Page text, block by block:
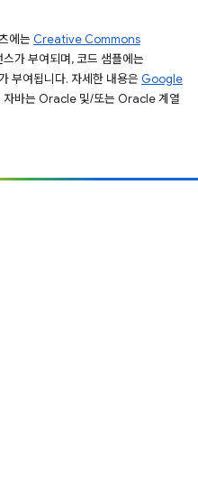
에는 Creative Commons
가 부여되며, 코드 샘플에는
부여됩니다. 자세한 내용은 Google
자바는 Oracle 및/또는 Oracle 계열